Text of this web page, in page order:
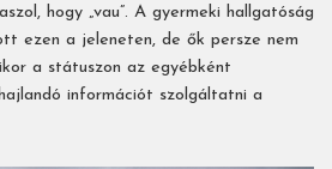
hogy „vau”. A gyermeki hallgatóság
ezen a jeleneten, de ők persze nem
a státuszon az egyébként
információt szolgáltatni a